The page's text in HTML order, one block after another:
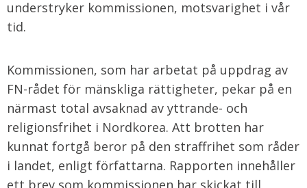
understryker kommissionen, motsvarighet i vår
tid.
Kommissionen, som har arbetat på uppdrag av
FN-rådet för mänskliga rättigheter, pekar på en
närmast total avsaknad av yttrande- och
religionsfrihet i Nordkorea. Att brotten har
kunnat fortgå beror på den straffrihet som råder
i landet, enligt författarna. Rapporten innehåller
ett brev som kommissionen har skickat till